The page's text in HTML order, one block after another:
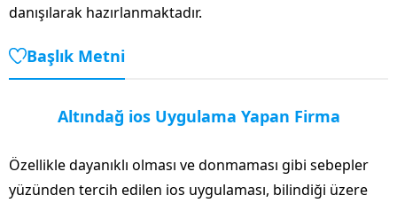
danışılarak hazırlanmaktadır.
Başlık Metni
Altındağ ios Uygulama Yapan Firma
Özellikle dayanıklı olması ve donmaması gibi sebepler
yüzünden tercih edilen ios uygulaması, bilindiği üzere